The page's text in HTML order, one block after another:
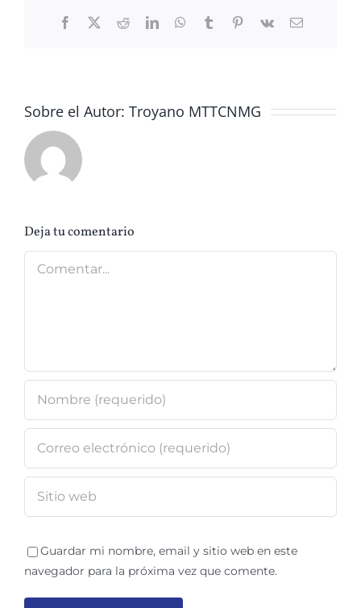
Facebook
X RedditLinkedInWhatsApp
TumblrPinterest
Vk
Correo
Sobre el Autor: Troyano MTTCNMG
Deja tu comentario
Guardar mi nombre, email y sitio web en este
navegador para la próxima vez que comente.